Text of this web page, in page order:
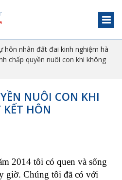
hôn nhân đất đai kinh nghiệm hà
chấp quyền nuôi con khi không
NUÔI CON KHI
HÔN
2014 tôi có quen và sống
giờ. Chúng tôi đã có với